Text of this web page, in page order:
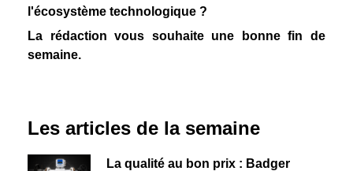
l'écosystème technologique ?
La rédaction vous souhaite une bonne fin de
semaine.
Les articles de la semaine
La qualité au bon prix : Badger